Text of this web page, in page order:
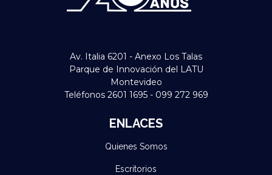
Av. Italia 6201 - Anexo Los Talas
Parque de Innovación del LATU
Montevideo
Teléfonos 2601 1695 - 099 272 969
ENLACES
Quienes Somos
Escritorios